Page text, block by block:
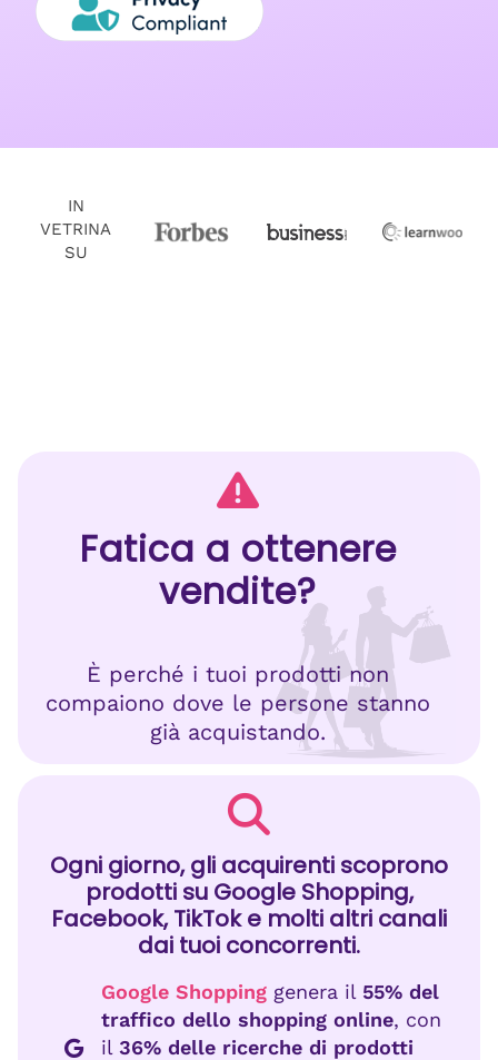
IN
VETRINA
SU
Fatica a ottenere
vendite?
È perché i tuoi prodotti non
compaiono dove le persone stanno
già acquistando.
Ogni giorno, gli acquirenti scoprono
prodotti su Google Shopping,
Facebook, TikTok e molti altri canali
dai tuoi concorrenti.
Google Shopping genera il 55% del
traffico dello shopping online, con
il 36% delle ricerche di prodotti